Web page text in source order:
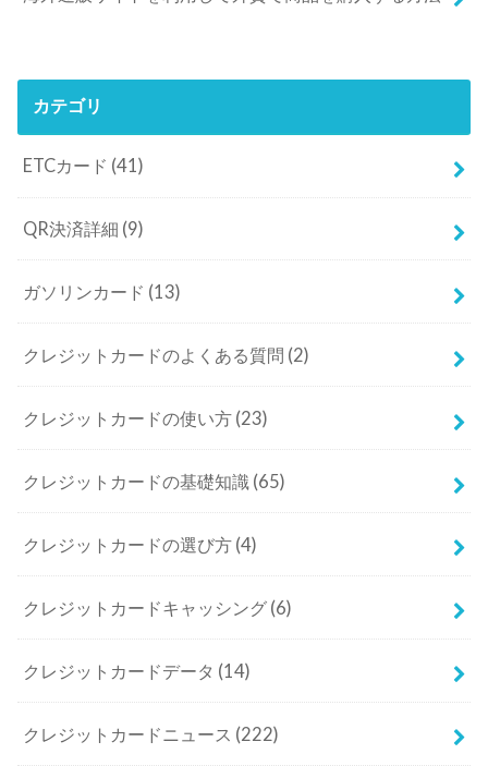
カテゴリ
ETCカード (41)
QR決済詳細 (9)
ガソリンカード (13)
クレジットカードのよくある質問 (2)
クレジットカードの使い方 (23)
クレジットカードの基礎知識 (65)
クレジットカードの選び方 (4)
クレジットカードキャッシング (6)
クレジットカードデータ (14)
クレジットカードニュース (222)